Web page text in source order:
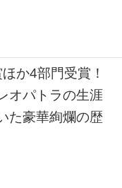
か4部門受賞！
オパトラの生涯
た豪華絢爛の歴